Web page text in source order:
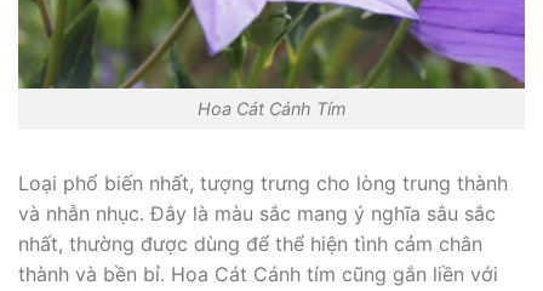
Hoa Cát Cánh Tím
Loại phổ biến nhất, tượng trưng cho lòng trung thành
và nhẫn nhục. Đây là màu sắc mang ý nghĩa sâu sắc
nhất, thường được dùng để thể hiện tình cảm chân
thành và bền bỉ. Hoa Cát Cánh tím cũng gắn liền với